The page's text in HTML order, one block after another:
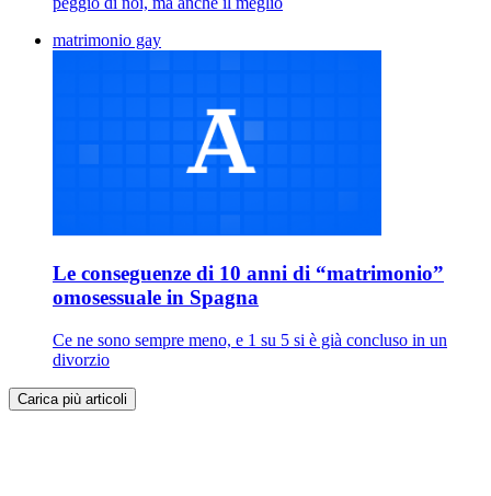
matrimonio gay
Le conseguenze di 10 anni di “matrimonio”
omosessuale in Spagna
Ce ne sono sempre meno, e 1 su 5 si è già concluso in un
divorzio
Carica più articoli